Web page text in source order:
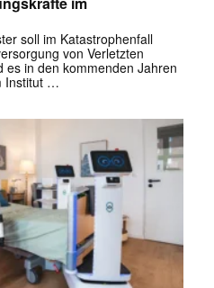
soll im Katastrophenfall
von Verletzten
es in den kommenden Jahren
Institut …